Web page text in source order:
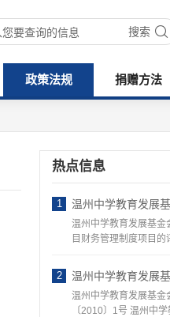
搜索
政策法规 捐赠方法
热点信息
1 温州中学教育发展
温州中学教育发展基金
目财务管理制度项目
2 温州中学教育发展
温州中学教育发展基金
〔2010〕1号